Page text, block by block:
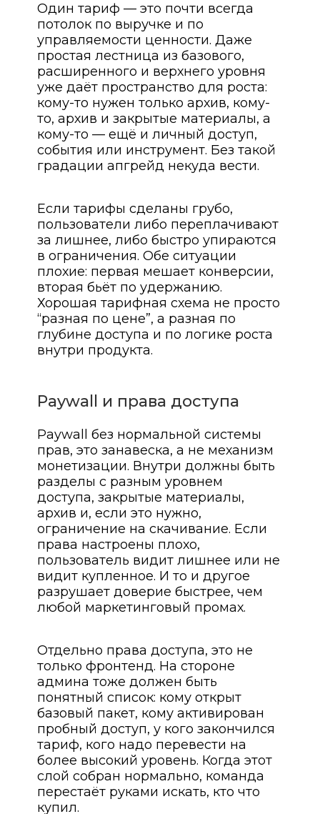
Один тариф — это почти всегда
потолок по выручке и по
управляемости ценности. Даже
простая лестница из базового,
расширенного и верхнего уровня
уже даёт пространство для роста:
кому-то нужен только архив, кому-
то, архив и закрытые материалы, а
кому-то — ещё и личный доступ,
события или инструмент. Без такой
градации апгрейд некуда вести.
Если тарифы сделаны грубо,
пользователи либо переплачивают
за лишнее, либо быстро упираются
в ограничения. Обе ситуации
плохие: первая мешает конверсии,
вторая бьёт по удержанию.
Хорошая тарифная схема не просто
“разная по цене”, а разная по
глубине доступа и по логике роста
внутри продукта.
Paywall и права доступа
Paywall без нормальной системы
прав, это занавеска, а не механизм
монетизации. Внутри должны быть
разделы с разным уровнем
доступа, закрытые материалы,
архив и, если это нужно,
ограничение на скачивание. Если
права настроены плохо,
пользователь видит лишнее или не
видит купленное. И то и другое
разрушает доверие быстрее, чем
любой маркетинговый промах.
Отдельно права доступа, это не
только фронтенд. На стороне
админа тоже должен быть
понятный список: кому открыт
базовый пакет, кому активирован
пробный доступ, у кого закончился
тариф, кого надо перевести на
более высокий уровень. Когда этот
слой собран нормально, команда
перестаёт руками искать, кто что
купил.